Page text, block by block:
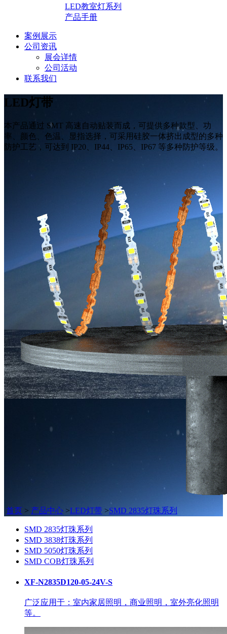
LED教室灯系列
产品手册
案例展示
公司资讯
展会详情
公司活动
联系我们
LED灯带
本产品通过 SMT 高速自动贴装而成，可提供多种款型、功
率、颜色、色温、显指选择，可采用硅胶一体挤出成型的多种
防护工艺，可达到 IP20、IP44、IP65、IP67 等多种防护等级。
首页 > 产品中心 >LED灯带 >SMD 2835灯珠系列
SMD 2835灯珠系列
SMD 3838灯珠系列
SMD 5050灯珠系列
SMD COB灯珠系列
XF-N2835D120-05-24V-S
广泛应用于：室内家居照明，商业照明，室外亮化照明
等。